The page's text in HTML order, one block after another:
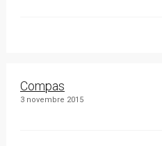
Compas
3 novembre 2015